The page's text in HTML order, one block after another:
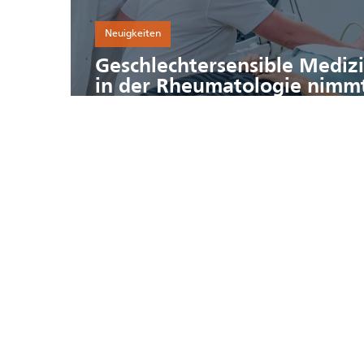
Geschlechtersensible
in der Rheumatologie
Neuigkeiten